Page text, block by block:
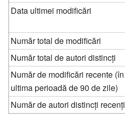
Data ultimei modificări
Număr total de modificări
Număr total de autori distincți
Număr de modificări recente (în
ultima perioadă de 90 de zile)
Număr de autori distincți recenți